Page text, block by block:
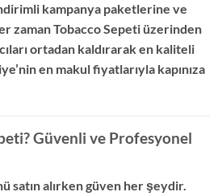
kampanya paketlerine ve
zamanTobacco Sepeti üzerinden
ortadan kaldırarak en kaliteli
en makul fiyatlarıyla kapınıza
Güvenli ve Profesyonel
satın alırken güven her şeydir.